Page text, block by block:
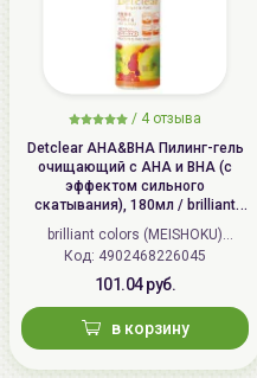
/ 4 отзыва
Detclear AHA&BHA Пилинг-гель
очищающий с AHA и BHA (с
эффектом сильного
скатывания), 180мл / brilliant
colors (MEISHOKU) Detclear
Bright&Peel AHA&BHA Fruits
Peeling Jelly
brilliant colors (MEISHOKU)
(Япония)
Код: 4902468226045
101.04 руб.
в корзину